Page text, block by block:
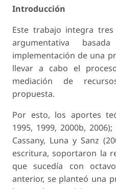
Introducción
Este trabajo integra
argumentativa
implementación de una
llevar a cabo el
mediación de
propuesta.
Por esto, los aportes
1995, 1999, 2000b,
Cassany, Luna y Sanz
escritura, soportaron la
que sucedía con
anterior, se planteó una